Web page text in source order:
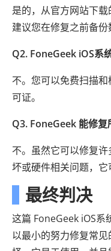
是的，从官方网站下
建议您在修复之前备份
Q2. FoneGeek iOS系
不。您可以免费扫描
可证。
Q3. FoneGeek 能修复
不。虽然它可以修复
坏或硬件相关问题，它
最终判决
这篇 FoneGeek iOS系
以最小的努力修复常